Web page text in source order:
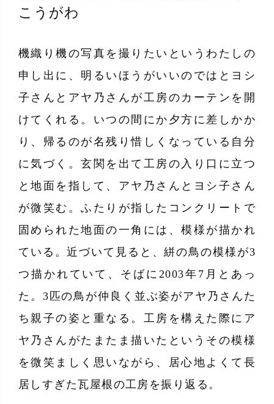
こうがわ
機織り機の写真を撮りたいというわたしの
申し出に、明るいほうがいいのではとヨシ
子さんとアヤ乃さんが工房のカーテンを開
けてくれる。いつの間にか夕方に差しかか
り、帰るのが名残り惜しくなっている自分
に気づく。玄関を出て工房の入り口に立つ
と地面を指して、アヤ乃さんとヨシ子さん
が微笑む。ふたりが指したコンクリートで
固められた地面の一角には、模様が描かれ
ている。近づいて見ると、絣の鳥の模様が3
つ描かれていて、そばに2003年7月とあっ
た。3匹の鳥が仲良く並ぶ姿がアヤ乃さんた
ち親子の姿と重なる。工房を構えた際にア
ヤ乃さんがたまたま描いたというその模様
を微笑ましく思いながら、居心地よくて長
居しすぎた瓦屋根の工房を振り返る。